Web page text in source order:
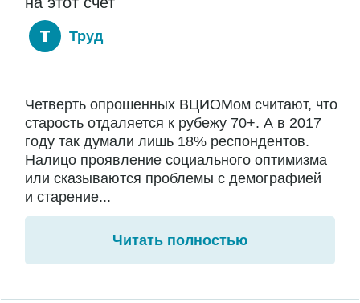
Труд
Четверть опрошенных ВЦИОМом считают, что
старость отдаляется к рубежу 70+. А в 2017
году так думали лишь 18% респондентов.
Налицо проявление социального оптимизма
или сказываются проблемы с демографией
и старение...
Читать полностью